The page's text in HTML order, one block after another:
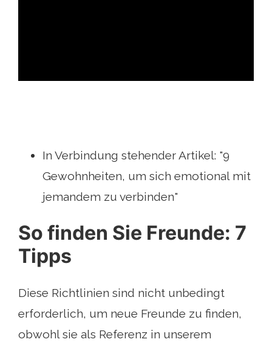
In Verbindung stehender Artikel: "9
Gewohnheiten, um sich emotional mit
jemandem zu verbinden"
So finden Sie Freunde: 7
Tipps
Diese Richtlinien sind nicht unbedingt
erforderlich, um neue Freunde zu finden,
obwohl sie als Referenz in unserem